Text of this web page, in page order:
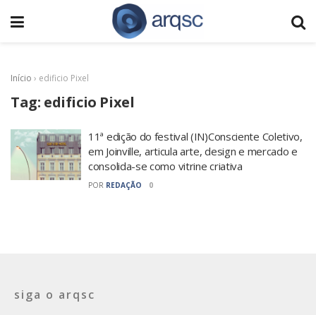
Início › edificio Pixel
Tag: edificio Pixel
11ª edição do festival (IN)Consciente Coletivo,
em Joinville, articula arte, design e mercado e
consolida-se como vitrine criativa
POR REDAÇÃO 0
siga o arqsc